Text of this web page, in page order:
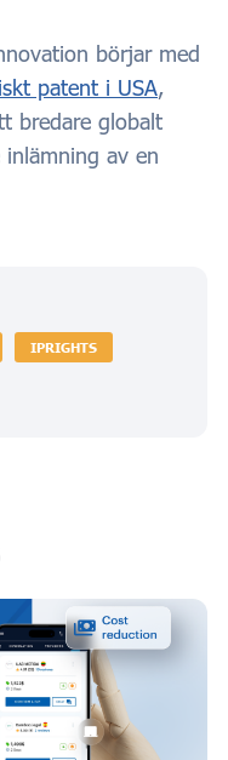
börjar med
patent i USA,
bredare globalt
av en
IPRIGHTS